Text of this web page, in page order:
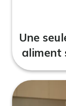
Une
aliment